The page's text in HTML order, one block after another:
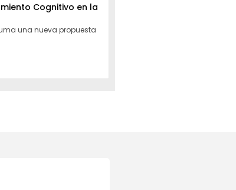
Cognitivo en la
una nueva propuesta